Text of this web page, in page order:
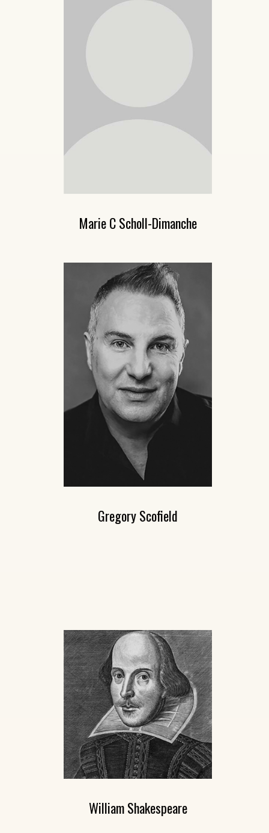
Marie C Scholl-Dimanche
Gregory Scofield
William Shakespeare